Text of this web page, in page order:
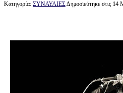
Κατηγορία: ΣΥΝΑΥΛΙΕΣΔημοσιεύτηκε στις 14